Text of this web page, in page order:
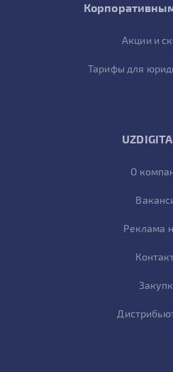
Акции и
Тарифы для
О
Реклама